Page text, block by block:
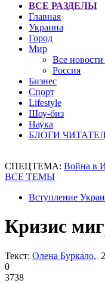
ВСЕ РАЗДЕЛЫ
Главная
Украина
Город
Мир
Все новости
Россия
Бизнес
Спорт
Lifestyle
Шоу-биз
Наука
БЛОГИ
СПЕЦТЕМА: Война в
ВСЕ ТЕМЫ
Вступление
Кризис
Текст: Олена Буркало,
0
3738